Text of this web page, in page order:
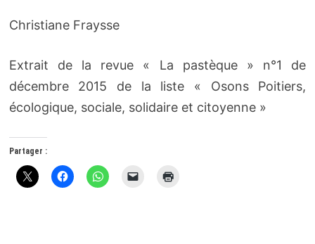
Christiane Fraysse
Extrait de la revue « La pastèque » n°1 de
décembre 2015 de la liste « Osons Poitiers,
écologique, sociale, solidaire et citoyenne »
Partager :